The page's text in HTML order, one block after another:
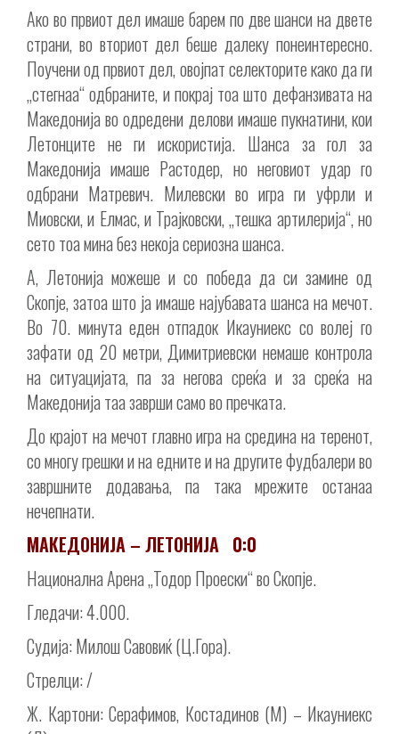
Ако во првиот дел имаше барем по две шанси на двете
страни, во вториот дел беше далеку понеинтересно.
Поучени од првиот дел, овојпат селекторите како да ги
„стегнаа“ одбраните, и покрај тоа што дефанзивата на
Македонија во одредени делови имаше пукнатини, кои
Летонците не ги искористија. Шанса за гол за
Македонија имаше Растодер, но неговиот удар го
одбрани Матревич. Милевски во игра ги уфрли и
Миовски, и Елмас, и Трајковски, „тешка артилерија“, но
сето тоа мина без некоја сериозна шанса.
А, Летонија можеше и со победа да си замине од
Скопје, затоа што ја имаше најубавата шанса на мечот.
Во 70. минута еден отпадок Икауниекс со волеј го
зафати од 20 метри, Димитриевски немаше контрола
на ситуацијата, па за негова среќа и за среќа на
Македонија таа заврши само во пречката.
До крајот на мечот главно игра на средина на теренот,
со многу грешки и на едните и на другите фудбалери во
завршните додавања, па така мрежите останаа
нечепнати.
МАКЕДОНИЈА – ЛЕТОНИЈА 0:0
Национална Арена „Тодор Проески“ во Скопје.
Гледачи: 4.000.
Судија: Милош Савовиќ (Ц.Гора).
Стрелци: /
Ж. Картони: Серафимов, Костадинов (М) – Икауниекс